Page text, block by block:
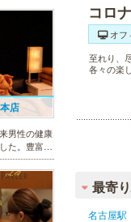
店
男性の健康
た。豊富な
ェイシャル
各種お得な
います。選
の方も安心
コロ
オフ
至れり、
各々の楽
最寄
名古屋駅